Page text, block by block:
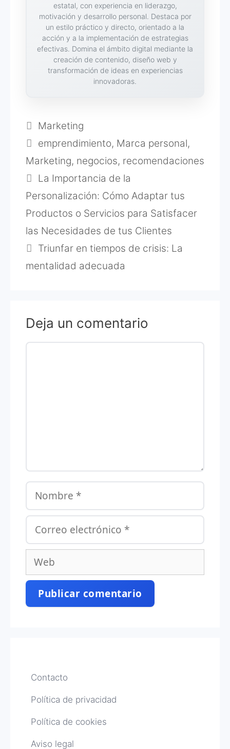
estatal, con experiencia en liderazgo,
motivación y desarrollo personal. Destaca por
un estilo práctico y directo, orientado a la
acción y a la implementación de estrategias
efectivas. Domina el ámbito digital mediante la
creación de contenido, diseño web y
transformación de ideas en experiencias
innovadoras.
Categorías
Marketing
Etiquetas
emprendimiento, Marca personal,
Marketing, negocios, recomendaciones
La Importancia de la
Personalización: Cómo Adaptar tus
Productos o Servicios para Satisfacer
las Necesidades de tus Clientes
Triunfar en tiempos de crisis: La
mentalidad adecuada
Deja un comentario
Web
Contacto
Política de privacidad
Política de cookies
Aviso legal